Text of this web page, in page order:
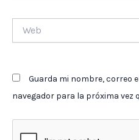
Guarda mi nombre, correo
navegador para la próxima vez